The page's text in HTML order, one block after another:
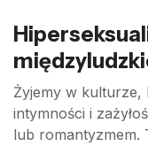
Żyjemy w kulturze,
intymności i
lub romantyzmem.